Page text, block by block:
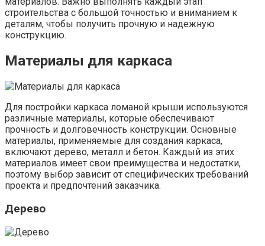
строительства с большой точностью и вниманием к
деталям, чтобы получить прочную и надежную
конструкцию.
Материалы для каркаса
Для постройки каркаса ломаной крыши используются
различные материалы, которые обеспечивают
прочность и долговечность конструкции. Основные
материалы, применяемые для создания каркаса,
включают дерево, металл и бетон. Каждый из этих
материалов имеет свои преимущества и недостатки,
поэтому выбор зависит от специфических требований
проекта и предпочтений заказчика.
Дерево